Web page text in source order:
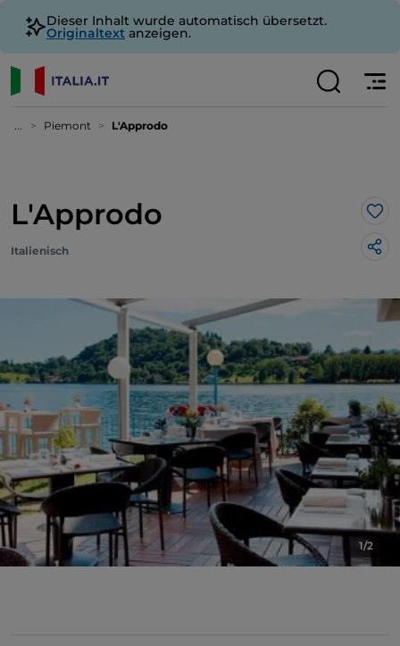
Dieser Inhalt wurde automatisch übersetzt.
Originaltext anzeigen.
... Piemont L'Approdo
L'Approdo
Italienisch
1/2